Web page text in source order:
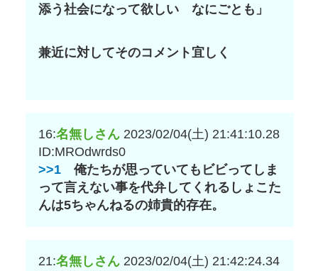
添う社会になって欲しい なにごとも」
兼近に対してそのコメント宜しく
16:名無しさん 2023/02/04(土) 21:41:10.28
ID:MROdwrds0
>>1 俺たちが思っていてもビビってしま
って言えない事を代弁してくれるしょこた
んは5ちゃんねるの姉貴的存在。
21:名無しさん 2023/02/04(土) 21:42:24.34